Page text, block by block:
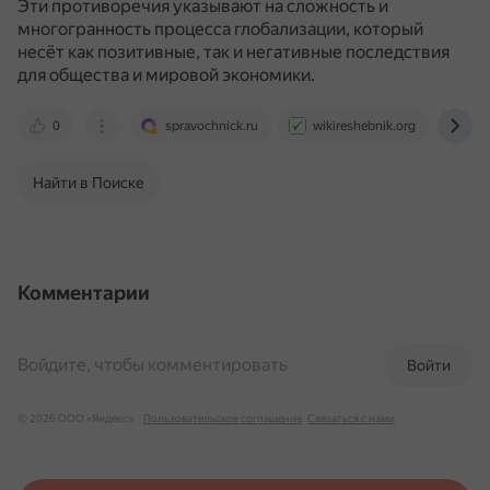
Эти противоречия указывают на сложность и
многогранность процесса глобализации, который
несёт как позитивные, так и негативные последствия
для общества и мировой экономики.
0 spravochnick.ru wikireshebnik.org
Найти в Поиске
Комментарии
Войти
Войдите, чтобы комментировать
© 2026 ООО «Яндекс» Пользовательское соглашение Связаться с нами